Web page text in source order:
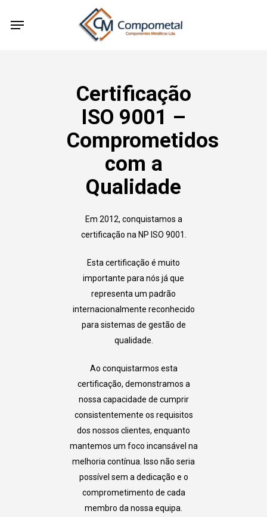
Menu
Certificação
ISO 9001 –
Comprometidos
com a
Qualidade
Em 2012, conquistamos a
certificação na NP ISO 9001.
Esta certificação é muito
importante para nós já que
representa um padrão
internacionalmente reconhecido
para sistemas de gestão de
qualidade.
Ao conquistarmos esta
certificação, demonstramos a
nossa capacidade de cumprir
consistentemente os requisitos
dos nossos clientes, enquanto
mantemos um foco incansável na
melhoria contínua. Isso não seria
possível sem a dedicação e o
comprometimento de cada
membro da nossa equipa.